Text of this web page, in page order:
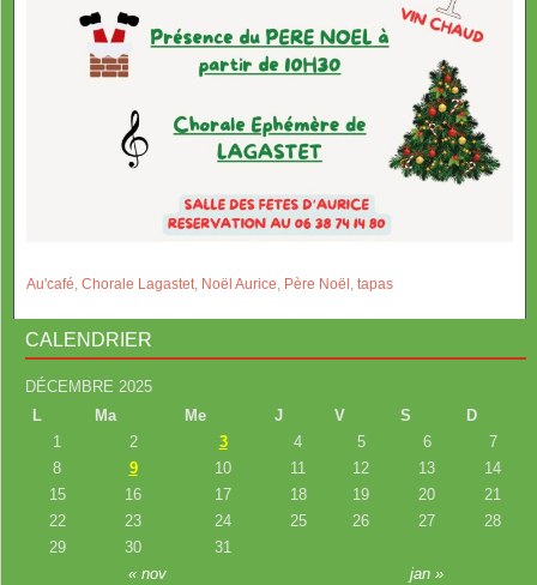
Au'café, Chorale Lagastet, Noël Aurice, Père Noël , tapas
CALENDRIER
DÉCEMBRE 2025
L
Ma Me J V S D
« nov jan »
1 2 3 4 5 6
7
8
9 10 11 12 13
14
15
16 17 18 19 20
21
22
23 24 25 26 27
28
29
30 31